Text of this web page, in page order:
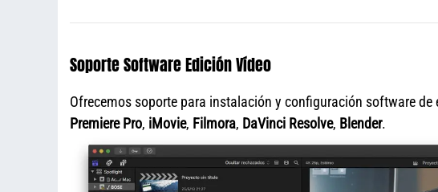
Soporte Software Edición Vídeo
Ofrecemos soporte para instalación y configuración software de
Premiere Pro, iMovie, Filmora, DaVinci Resolve, Blender.